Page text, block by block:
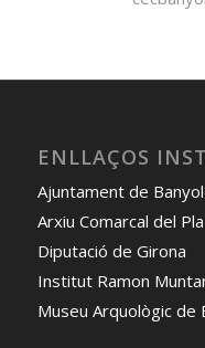
ENLLAÇOS
Ajuntament de
Arxiu Comarcal del
Diputació de Girona
Institut Ramon
Museu Arquològic de